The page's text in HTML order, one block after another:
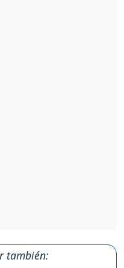
también: